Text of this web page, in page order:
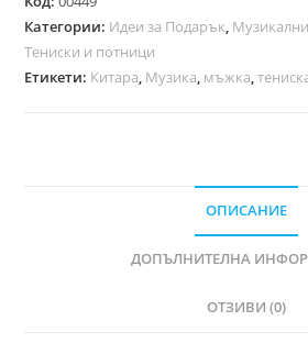
Категории: Идеи за Подарък, Музикални
Тениски и потници
Етикети: Китара, Музика, мъжка,
ОПИСАНИЕ
ДОПЪЛНИТЕЛНА
ОТЗИВИ (0)